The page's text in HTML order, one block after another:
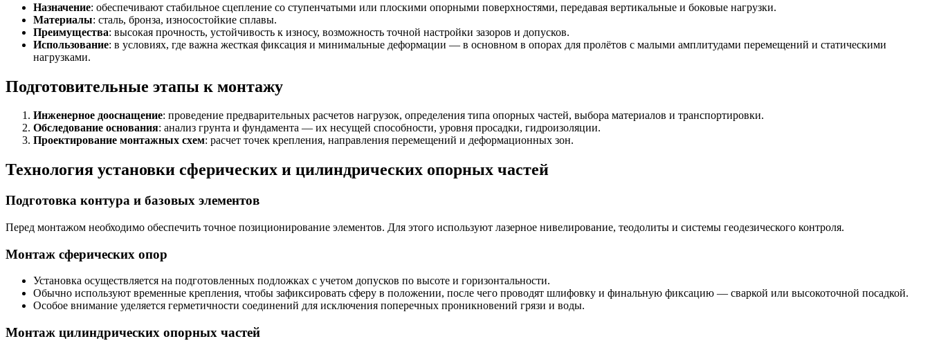
Назначение: обеспечивают стабильное сцепление со ступенчатыми или плоскими опорными поверхностями, передавая вертикальные и боковые нагрузки.
Материалы: сталь, бронза, износостойкие сплавы.
Преимущества: высокая прочность, устойчивость к износу, возможность точной настройки зазоров и допусков.
Использование: в условиях, где важна жесткая фиксация и минимальные деформации — в основном в опорах для пролётов с малыми амплитудами перемещений и статическими
нагрузками.
Подготовительные этапы к монтажу
Инженерное дооснащение: проведение предварительных расчетов нагрузок, определения типа опорных частей, выбора материалов и транспортировки.
Обследование основания: анализ грунта и фундамента — их несущей способности, уровня просадки, гидроизоляции.
Проектирование монтажных схем: расчет точек крепления, направления перемещений и деформационных зон.
Технология установки сферических и цилиндрических опорных частей
Подготовка контура и базовых элементов
Перед монтажом необходимо обеспечить точное позиционирование элементов. Для этого используют лазерное нивелирование, теодолиты и системы геодезического контроля.
Монтаж сферических опор
Установка осуществляется на подготовленных подложках с учетом допусков по высоте и горизонтальности.
Обычно используют временные крепления, чтобы зафиксировать сферу в положении, после чего проводят шлифовку и финальную фиксацию — сваркой или высокоточной посадкой.
Особое внимание уделяется герметичности соединений для исключения поперечных проникновений грязи и воды.
Монтаж цилиндрических опорных частей